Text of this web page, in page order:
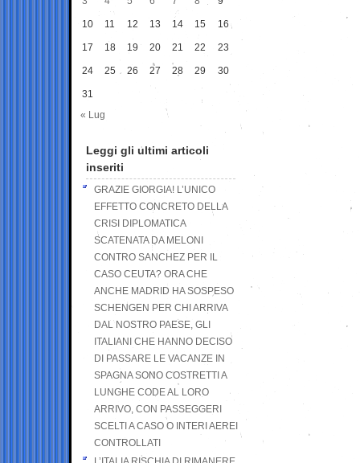
10 11 12 13 14 15 16
17 18 19 20 21 22 23
24 25 26 27 28 29 30
31
« Lug
Leggi gli ultimi articoli
inseriti
GRAZIE GIORGIA! L’UNICO
EFFETTO CONCRETO DELLA
CRISI DIPLOMATICA
SCATENATA DA MELONI
CONTRO SANCHEZ PER IL
CASO CEUTA? ORA CHE
ANCHE MADRID HA SOSPESO
SCHENGEN PER CHI ARRIVA
DAL NOSTRO PAESE, GLI
ITALIANI CHE HANNO DECISO
DI PASSARE LE VACANZE IN
SPAGNA SONO COSTRETTI A
LUNGHE CODE AL LORO
ARRIVO, CON PASSEGGERI
SCELTI A CASO O INTERI AEREI
CONTROLLATI